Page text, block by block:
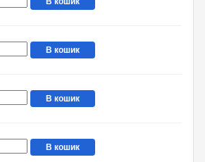
В кошик
В кошик
В кошик